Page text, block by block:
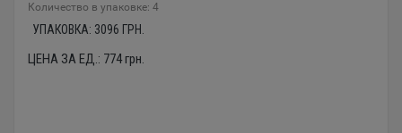
Количество в упаковке: 4
УПАКОВКА: 3096 ГРН.
ЦЕНА ЗА ЕД.: 774грн.